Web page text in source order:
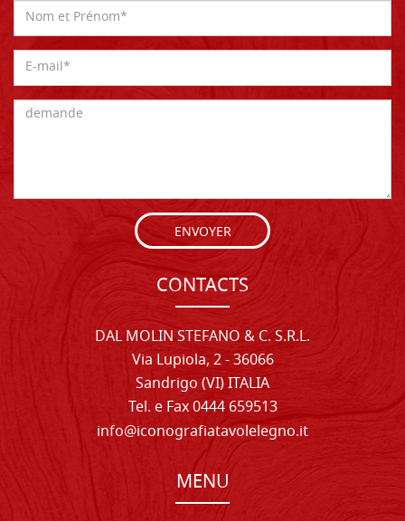
ENVOYER
CONTACTS
DAL MOLIN STEFANO & C. S.R.L.
Via Lupiola, 2 - 36066
Sandrigo (VI) ITALIA
Tel. e Fax 0444 659513
info@iconografiatavolelegno.it
MENU